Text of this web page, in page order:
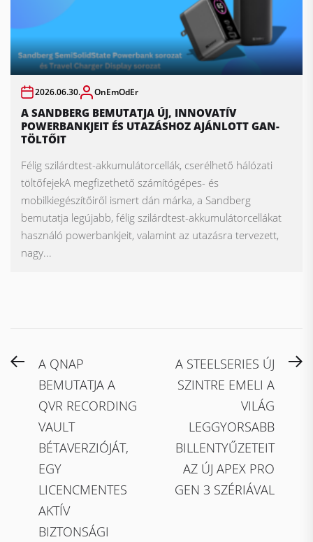
2026.06.30. OnEmOdEr
A SANDBERG BEMUTATJA ÚJ, INNOVATÍV
POWERBANKJEIT ÉS UTAZÁSHOZ AJÁNLOTT GAN-
TÖLTŐIT
Félig szilárdtest-akkumulátorcellák, cserélhető hálózati
töltőfejekA megfizethető számítógépes- és
mobilkiegészítőiről ismert dán márka, a Sandberg
bemutatja legújabb, félig szilárdtest-akkumulátorcellákat
használó powerbankjeit, valamint az utazásra tervezett,
nagy...
Bejegyzés
navigáció
PreviousA QNAP
BEMUTATJA A
QVR RECORDING
VAULT
BÉTAVERZIÓJÁT,
EGY
LICENCMENTES
AKTÍV
BIZTONSÁGI
A STEELSERIES ÚJ
SZINTRE EMELI A
VILÁG
LEGGYORSABB
BILLENTYŰZETEIT
AZ ÚJ APEX PRO
GEN 3 SZÉRIÁVAL